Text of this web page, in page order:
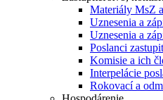
Materiály MsZ
Uznesenia a
Uznesenia a
Poslanci
Komisie a ich
Interpelácie
Rokovací a